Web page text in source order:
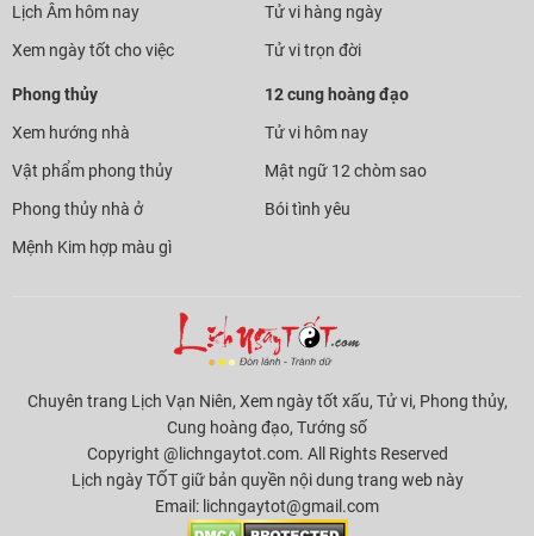
Lịch Âm hôm nay
Xem ngày tốt cho việc
Tử vi hàng ngày
Tử vi trọn đời
Phong thủy
Xem hướng nhà
Vật phẩm phong thủy
Phong thủy nhà ở
Mệnh Kim hợp màu gì
12 cung hoàng đạo
Tử vi hôm nay
Mật ngữ 12 chòm sao
Bói tình yêu
Chuyên trang Lịch Vạn Niên, Xem ngày tốt xấu, Tử vi, Phong thủy,
Cung hoàng đạo, Tướng số
Copyright @lichngaytot.com. All Rights Reserved
Lịch ngày TỐT giữ bản quyền nội dung trang web này
Email: lichngaytot@gmail.com